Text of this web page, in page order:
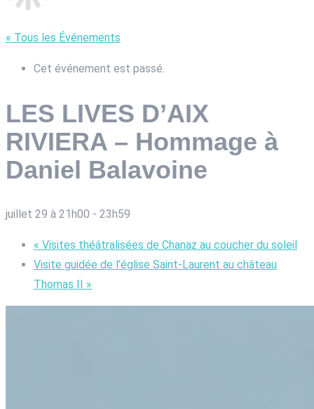
« Tous les Événements
Cet événement est passé.
LES LIVES D’AIX
RIVIERA – Hommage à
Daniel Balavoine
juillet 29 à 21h00 - 23h59
« Visites théâtralisées de Chanaz au coucher du soleil
Visite guidée de l’église Saint-Laurent au château
Thomas II »